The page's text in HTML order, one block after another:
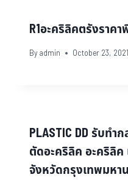
R1อะคริลิคตรังราคา
By admin October 23, 2021
PLASTIC DD รับทำ
ตัดอะคริลิค อะคริลิค
จังหวัดกรุงเทพมหา